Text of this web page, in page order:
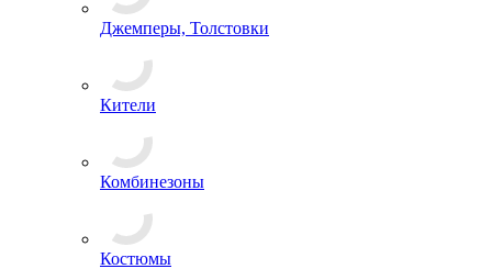
Джемперы, Толстовки
Кители
Комбинезоны
Костюмы